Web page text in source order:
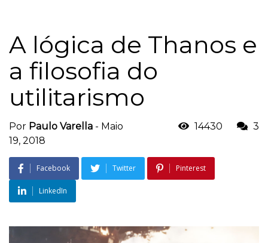
A lógica de Thanos e
a filosofia do
utilitarismo
Por Paulo Varella - Maio
19, 2018
14430 3
Facebook Twitter Pinterest
LinkedIn